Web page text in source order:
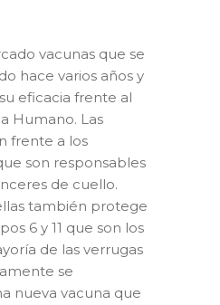
vacunas que se
hace varios años y
eficacia frente al
Humano. Las
frente a los
son responsables
de cuello.
también protege
6 y 11 que son los
de las verrugas
se
nueva vacuna que